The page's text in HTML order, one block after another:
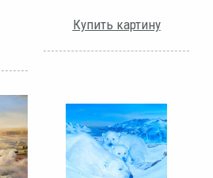
Купить картину